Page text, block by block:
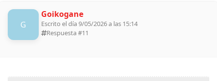
G
Goikogane
Escrito el día 9/05/2026 a las 15:14
Respuesta #11